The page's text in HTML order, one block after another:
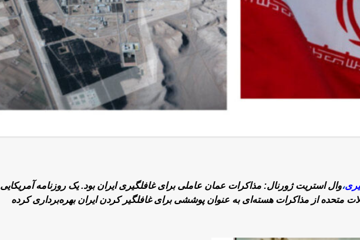
،وال استریت ژورنال: مذاکرات عمان عاملی برای غافلگیری ایران بود.یک روزنامه آمریکایی
متحده از مذاکرات هسته‌ای به عنوان پوششی برای غافلگیر کردن ایران بهره‌برداری کرده